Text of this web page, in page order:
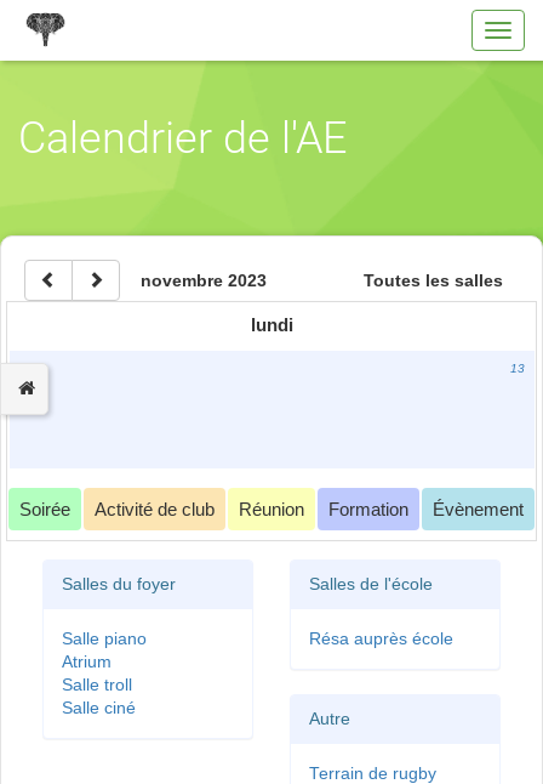
Calendrier de l'AE
novembre 2023 Toutes les salles
lundi
13
Soirée Activité de club Réunion Formation Évènement
Salles du foyer
Salle piano
Atrium
Salle troll
Salle ciné
Salles de l'école
Résa auprès école
Autre
Terrain de rugby